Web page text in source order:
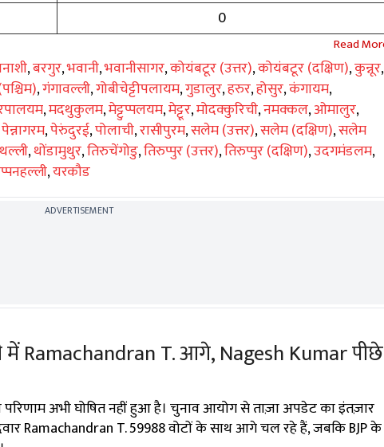
0
,बरगुर,भवानी,भवानीसागर,कोयंबटूर (उत्तर),कोयंबटूर (दक्षिण),कुन्नूर,
,गंगावल्ली,गोबीचेट्टीपलायम,गुडालुर,हरुर,होसुर,कंगायम,
,मदथुकुलम,मेट्टुप्पलयम,मेट्टूर,मोदक्कुरिची,नमक्कल,ओमालुर,
पेन्नागरम,पेरुंदुरई,पोलाची,रासीपुरम,सलेम (उत्तर),सलेम (दक्षिण),सलेम
थल्ली,थोंडामुथुर,तिरुचेंगोडु,तिरुप्पुर (उत्तर),तिरुप्पुर (दक्षिण),उदगमंडलम,
,यरकौड
ADVERTISEMENT
Ramachandran T. आगे, Nagesh Kumar पीछे
अभी घोषित नहीं हुआ है। चुनाव आयोग से ताज़ा अपडेट का इंतज़ार
Ramachandran T. 59988 वोटों के साथ आगे चल रहे हैं, जबकि BJP के